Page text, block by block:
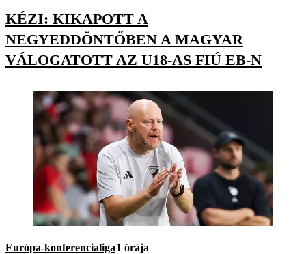
KÉZI: KIKAPOTT A
NEGYEDDÖNTŐBEN A MAGYAR
VÁLOGATOTT AZ U18-AS FIÚ EB-N
Európa-konferencialiga1 órája